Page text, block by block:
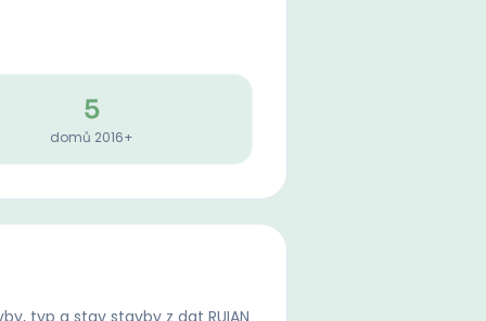
5
domů 2016+
typ a stav stavby z dat RUIAN